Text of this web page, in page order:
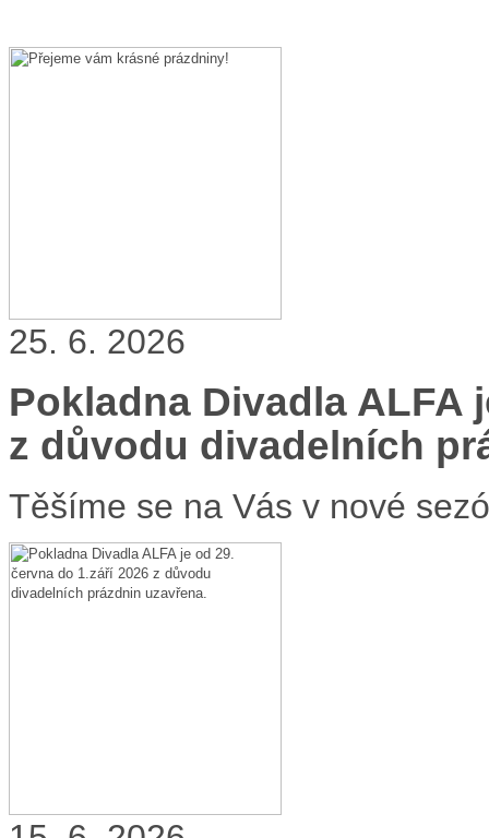
25. 6. 2026
Pokladna Divadla ALFA
z důvodu divadelních
Těšíme se na Vás v nové